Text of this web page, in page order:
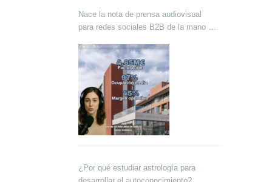
Nace la nota de prensa audiovisual
para redes sociales B2B de la mano de
¿Por qué estudiar astrología para